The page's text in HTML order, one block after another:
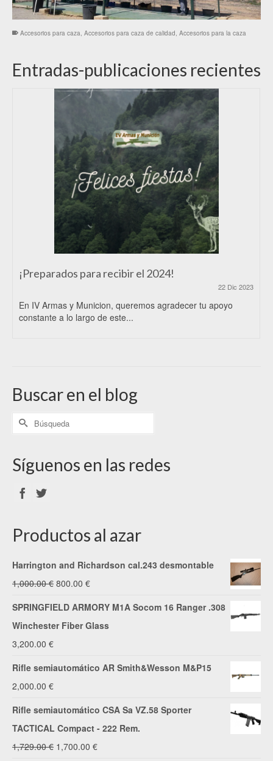
Accesorios para caza Accesorios para caza de calidad Accesorios para la caza
Entradas-publicaciones recientes
¡Preparados para recibir el 2024!
22 Dic 2023
En IV Armas y Municion, queremos agradecer tu apoyo
constante a lo largo de este...
Buscar en el blog
Síguenos en las redes
Productos al azar
Harrington and Richardson cal.243 desmontable
1,000.00€ El
800.00 €El
SPRINGFIELD ARMORY M1A Socom 16 Ranger .308
Winchester Fiber Glass
3,200.00 €
Rifle semiautomático AR Smith&Wesson M&P15
2,000.00 €
Rifle semiautomático CSA Sa VZ.58 Sporter
TACTICAL Compact - 222 Rem.
1,729.00€ El1,700.00 €El